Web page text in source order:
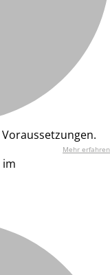
Mehr erfahren
im